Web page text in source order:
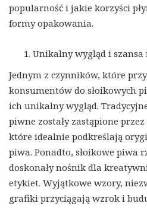
popularność i jakie korzyści
formy opakowania.
Unikalny wygląd i
Jednym z czynników, które
konsumentów do słoikowych
ich unikalny wygląd.
piwne zostały zastąpione
które idealnie podkreślają
piwa. Ponadto, słoikowe piwa
doskonały nośnik dla
etykiet. Wyjątkowe wzory,
grafiki przyciągają wzrok i